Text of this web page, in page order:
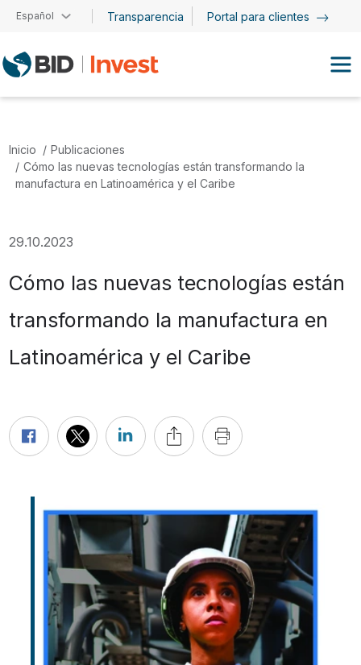
Pasar al contenido principal
Español Transparencia Portal para clientes
Inicio
Publicaciones
Cómo las nuevas tecnologías están transformando la
manufactura en Latinoamérica y el Caribe
29.10.2023
Cómo las nuevas tecnologías están
transformando la manufactura en
Latinoamérica y el Caribe